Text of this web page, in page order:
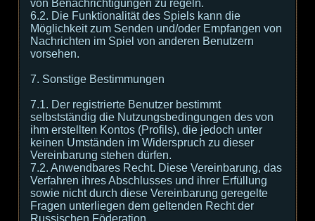
von Benachrichtigungen zu regeln.
6.2. Die Funktionalität des Spiels kann die
Möglichkeit zum Senden und/oder Empfangen von
Nachrichten im Spiel von anderen Benutzern
vorsehen.
7. Sonstige Bestimmungen
7.1. Der registrierte Benutzer bestimmt
selbstständig die Nutzungsbedingungen des von
ihm erstellten Kontos (Profils), die jedoch unter
keinen Umständen im Widerspruch zu dieser
Vereinbarung stehen dürfen.
7.2. Anwendbares Recht. Diese Vereinbarung, das
Verfahren ihres Abschlusses und ihrer Erfüllung
sowie nicht durch diese Vereinbarung geregelte
Fragen unterliegen dem geltenden Recht der
Russischen Föderation.